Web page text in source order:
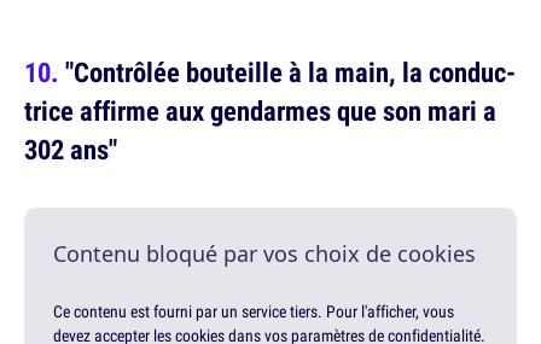
"Contrô­lée bouteille à la main, la conduc­
trice affirme aux gendarmes que son mari a
302 ans"
Contenu bloqué par vos choix de cookies
Ce contenu est fourni par un service tiers. Pour l'afficher, vous
devez accepter les cookies dans vos paramètres de confidentialité.